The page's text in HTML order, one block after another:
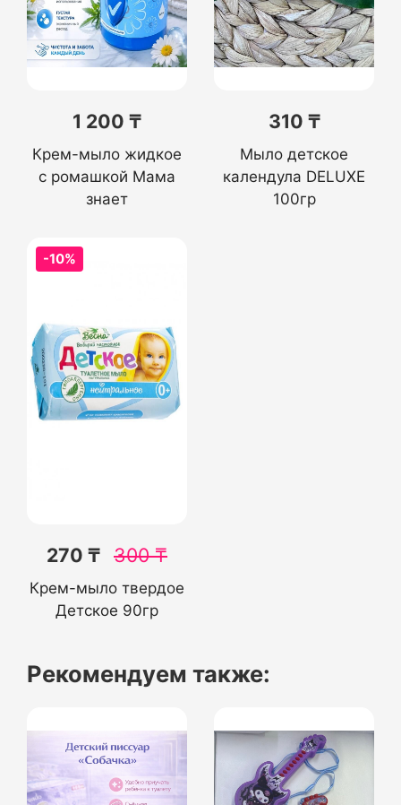
1 200 ₸
Крем-мыло жидкое
с ромашкой Мама
знает
310 ₸
Мыло детское
календула DELUXE
100гр
-10%
270 ₸ 300₸
Крем-мыло твердое
Детское 90гр
Рекомендуем также: